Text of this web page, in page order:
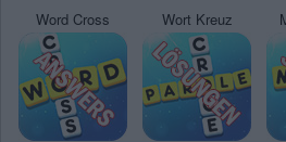
Word Cross Wort Kreuz